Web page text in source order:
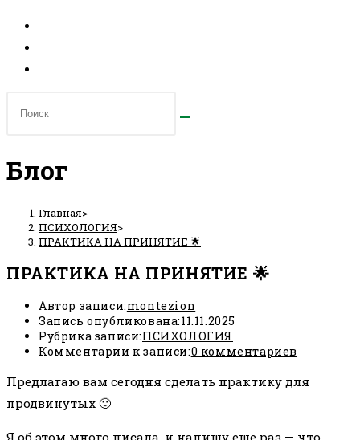
Блог
Главная>
ПСИХОЛОГИЯ>
ПРАКТИКА НА ПРИНЯТИЕ 🌟
ПРАКТИКА НА ПРИНЯТИЕ 🌟
Автор записи:montezion
Запись опубликована:11.11.2025
Рубрика записи:ПСИХОЛОГИЯ
Комментарии к записи:0 комментариев
Предлагаю вам сегодня сделать практику для
продвинутых 🙂